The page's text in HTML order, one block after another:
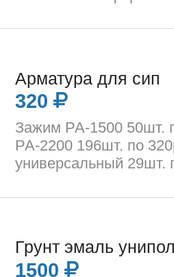
Арматура для сип
320
Зажим РА-1500 50шт.
РА-2200 196шт. по
универсальный 29шт.
Грунт эмаль унипол
1500